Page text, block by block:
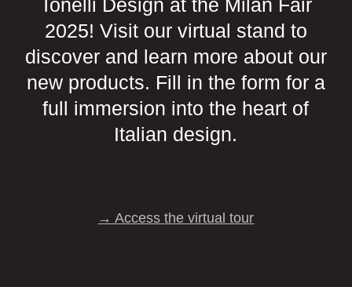
Tonelli Design at the Milan Fair
2025! Visit our virtual stand to
discover and learn more about our
new products. Fill in the form for a
full immersion into the heart of
Italian design.
→ Access the virtual tour